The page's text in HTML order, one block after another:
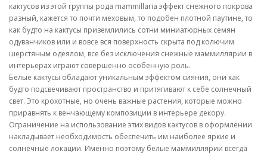
кактусов из этой группы рода mammillaria эффект снежного покрова
разный, кажется то почти меховым, то подобен плотной паутине, то
как будто на кактусы приземлились сотни миниатюрных семян
одуванчиков или и вовсе вся поверхность скрыта под колючим
шерстяным одеялом, все без исключения снежные маммиллярии в
интерьерах играют совершенно особенную роль.
Белые кактусы обладают уникальным эффектом сияния, они как
будто подсвечивают пространство и притягивают к себе солнечный
свет. Это крохотные, но очень важные растения, которые можно
приравнять к венчающему композиции в интерьере декору.
Ограничение на использование этих видов кактусов в оформлении
накладывает необходимость обеспечить им наиболее яркие и
солнечные локации. Именно поэтому белые маммиллярии всегда